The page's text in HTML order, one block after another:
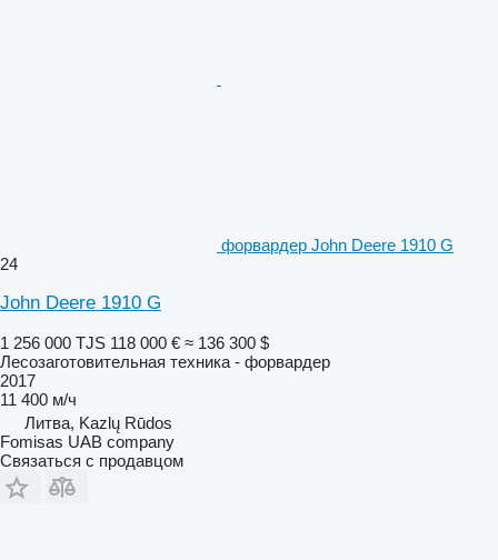
форвардер John Deere 1910 G
24
John Deere 1910 G
1 256 000 TJS 118 000 € ≈ 136 300 $
Лесозаготовительная техника - форвардер
2017
11 400 м/ч
Литва, Kazlų Rūdos
Fomisas UAB company
Связаться с продавцом